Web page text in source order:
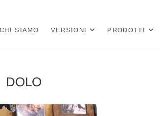
CHI SIAMO VERSIONI PRODOTTI
DOLO